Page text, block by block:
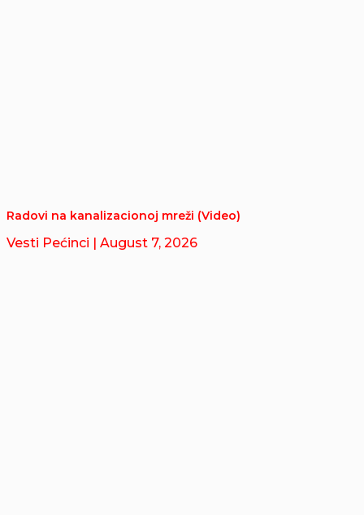
Radovi na kanalizacionoj mreži (Video)
Vesti Pećinci | August 7, 2026